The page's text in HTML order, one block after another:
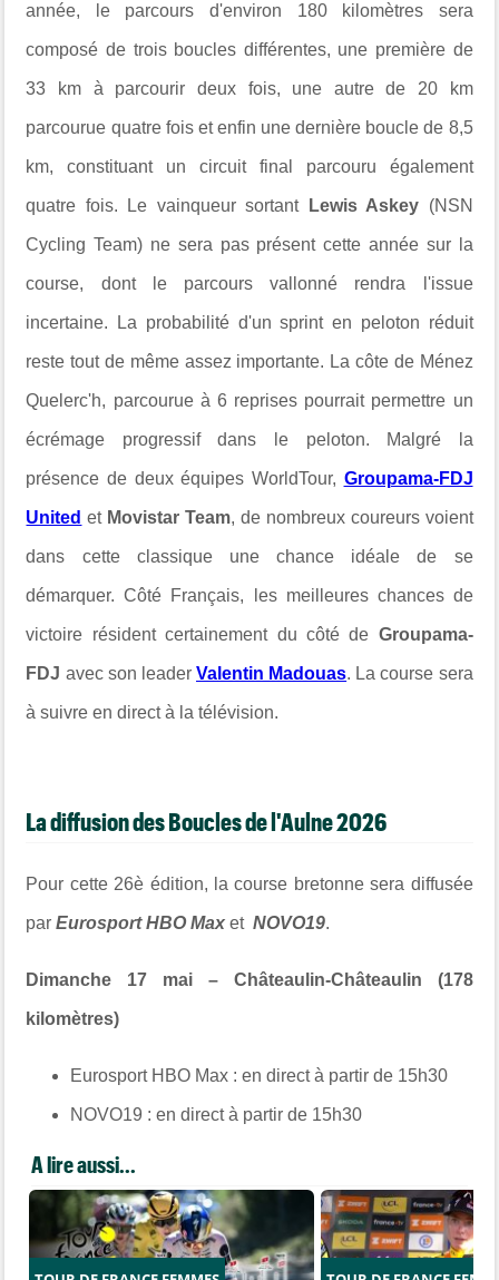
année, le parcours d'environ 180 kilomètres sera
composé de trois boucles différentes, une première de
33 km à parcourir deux fois, une autre de 20 km
parcourue quatre fois et enfin une dernière boucle de 8,5
km, constituant un circuit final parcouru également
quatre fois. Le vainqueur sortant Lewis Askey (NSN
Cycling Team) ne sera pas présent cette année sur la
course, dont le parcours vallonné rendra l'issue
incertaine. La probabilité d'un sprint en peloton réduit
reste tout de même assez importante. La côte de Ménez
Quelerc'h, parcourue à 6 reprises pourrait permettre un
écrémage progressif dans le peloton. Malgré la
présence de deux équipes WorldTour, Groupama-FDJ
United et Movistar Team, de nombreux coureurs voient
dans cette classique une chance idéale de se
démarquer. Côté Français, les meilleures chances de
victoire résident certainement du côté de Groupama-
FDJ avec son leader Valentin Madouas. La course sera
à suivre en direct à la télévision.
La diffusion des Boucles de l'Aulne 2026
Pour cette 26è édition, la course bretonne sera diffusée
parEurosport HBO Max et NOVO19.
Dimanche 17 mai – Châteaulin-Châteaulin (178
kilomètres)
Eurosport HBO Max : en direct à partir de 15h30
NOVO19 : en direct à partir de 15h30
A lire aussi...